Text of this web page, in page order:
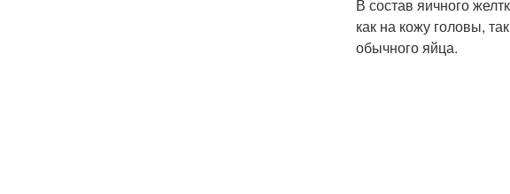
В состав яичного
как на кожу головы,
обычного яйца.